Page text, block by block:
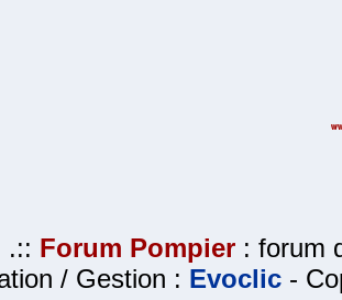
.:: Forum Pompier : forum
/ Gestion : Evoclic -